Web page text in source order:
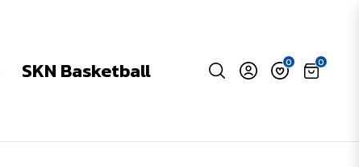
SKN Basketball 0 0